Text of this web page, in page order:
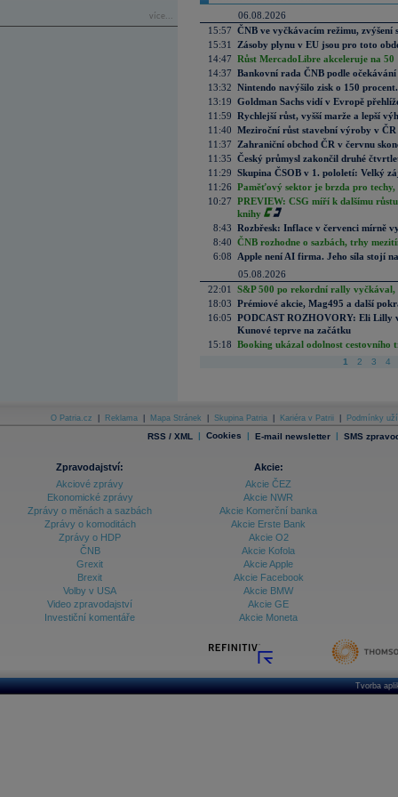
více...
06.08.2026
15:57 ČNB ve vyčkávacím režimu, zvýšení
15:31
Zásoby plynu v EU jsou pro toto
14:47 Růst MercadoLibre akceleruje na
14:37 Bankovní rada ČNB podle
13:32 Nintendo navýšilo zisk o 150
13:19 Goldman Sachs vidí v Evropě
11:59 Rychlejší růst, vyšší marže a lepší
11:40 Meziroční růst stavební výroby v
11:37
Zahraniční obchod ČR v červnu
11:35 Český průmysl zakončil druhé
11:29 Skupina ČSOB v 1. pololetí: Velký
11:26 Paměťový sektor je brzda pro techy,
10:27 PREVIEW: CSG míří k dalšímu
knihy
8:43 Rozbřesk: Inflace v červenci mírně
8:40 ČNB rozhodne o sazbách, trhy
6:08
Apple není AI firma. Jeho síla stojí
05.08.2026
22:01
S&P 500 po rekordní rally vyčkával,
18:03 Prémiové akcie, Mag495 a další
16:05 PODCAST ROZHOVORY: Eli Lilly
Kunové teprve na začátku
15:18 Booking ukázal odolnost cestovního
1 2 3 4
O Patria.cz Reklama Mapa Stránek Skupina Patria Kariéra v Patrii Podmínky
RSS / XML | Cookies | E-mail newsletter | SMS
Zpravodajství:
Akciové zprávy
Ekonomické zprávy
Zprávy o měnách a sazbách
Zprávy o komoditách
Zprávy o HDP
ČNB
Grexit
Brexit
Volby v USA
Video zpravodajství
Investiční komentáře
Akcie:
Akcie ČEZ
Akcie NWR
Akcie Komerční banka
Akcie Erste Bank
Akcie O2
Akcie Kofola
Akcie Apple
Akcie Facebook
Akcie BMW
Akcie GE
Akcie Moneta
Tvorba